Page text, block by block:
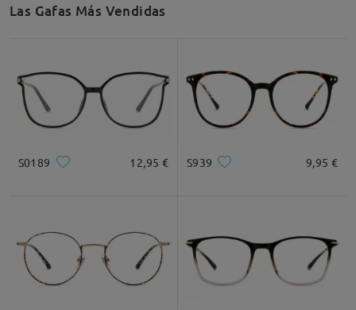
Recomendación de Rostro
* Solo Para Referencia
Las Gafas Más Vendidas
S0189 12,95 € S939 9,95 €